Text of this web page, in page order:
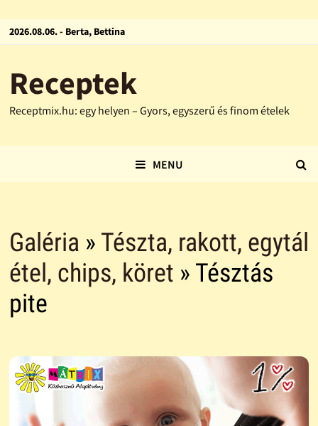
2026.08.06. - Berta, Bettina
Receptek
Receptmix.hu: egy helyen – Gyors, egyszerű és finom ételek
MENU
Galéria » Tészta, rakott, egytál
étel, chips, köret » Tésztás
pite